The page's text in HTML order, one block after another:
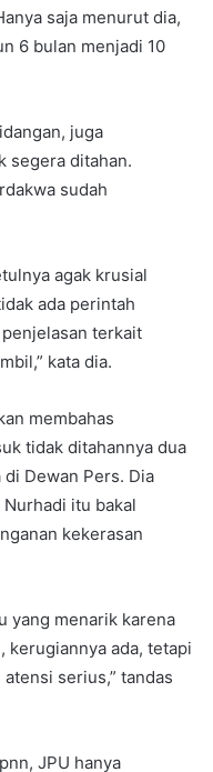
saja menurut dia,
6 bulan menjadi 10
juga
segera ditahan.
sudah
agak krusial
ada perintah
terkait
kata dia.
membahas
tidak ditahannya dua
Dewan Pers. Dia
itu bakal
kekerasan
yang menarik karena
kerugiannya ada, tetapi
serius,” tandas
JPU hanya